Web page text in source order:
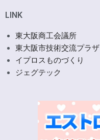
LINK
東大阪商工会議所
東大阪市技術交流プラザ
イプロスものづくり
ジェグテック